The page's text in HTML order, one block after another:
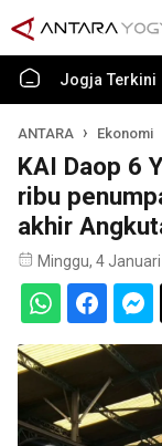
Jogja Terkini
ANTARA Ekonomi
KAI Daop 6
ribu
akhir
Minggu, 4